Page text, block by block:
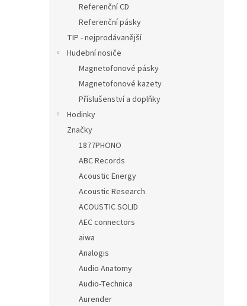
Referenční CD
Referenční pásky
TIP - nejprodávanější
Hudební nosiče
Magnetofonové pásky
Magnetofonové kazety
Příslušenství a doplňky
Hodinky
Značky
1877PHONO
ABC Records
Acoustic Energy
Acoustic Research
ACOUSTIC SOLID
AEC connectors
aiwa
Analogis
Audio Anatomy
Audio-Technica
Aurender